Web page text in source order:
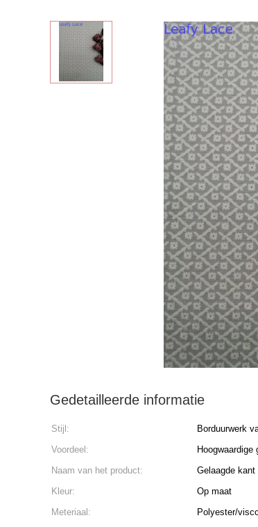
Gedetailleerde informatie
Stijl: Borduurwerk
Voordeel:
Hoogwaardige
Naam van het product:
Gelaagde kant
Kleur:
Op maat
Meteriaal:
Polyester/